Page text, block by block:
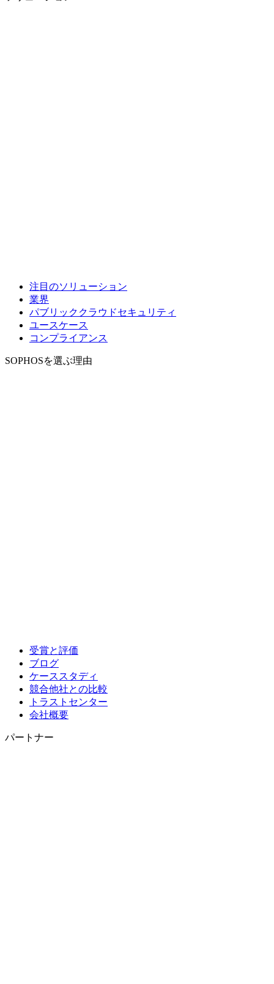
注目のソリューション
業界
パブリッククラウドセキュリティ
ユースケース
コンプライアンス
SOPHOSを選ぶ理由
受賞と評価
ブログ
ケーススタディ
競合他社との比較
トラストセンター
会社概要
パートナー